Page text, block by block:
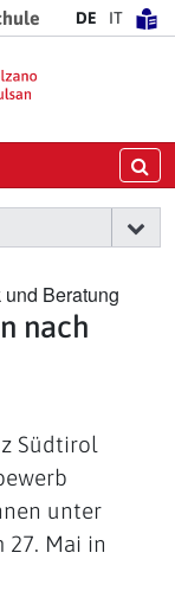
DE IT
Beratung
nach
Südtirol
unter
27. Mai in